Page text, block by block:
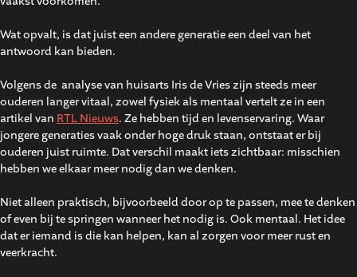
Wat opvalt, is dat juist een andere generatie een deel van het
antwoord kan bieden.
Volgens de analyse van huisarts Iris de Vries zijn steeds meer
ouderen langer vitaal, zowel fysiek als mentaal vertelt ze in een
artikel van RTL Nieuws. Ze hebben tijd en levenservaring. Waar
jongere generaties vaak onder hoge druk staan, ontstaat er bij
ouderen juist ruimte. Dat verschil maakt iets zichtbaar: misschien
hebben we elkaar meer nodig dan we denken.
Niet alleen praktisch, bijvoorbeeld door op te passen, mee te denken
of even bij te springen wanneer het nodig is. Ook mentaal. Het idee
dat er iemand is die kan helpen, kan al zorgen voor meer rust en
veerkracht.